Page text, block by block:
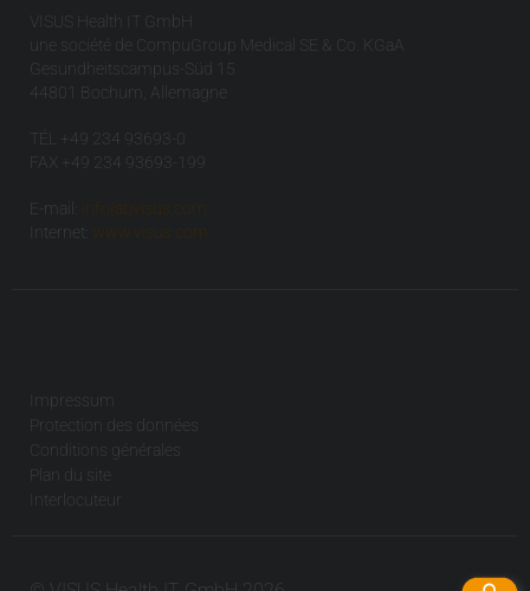
VISUS Health IT GmbH
une société de CompuGroup Medical SE & Co. KGaA
Gesundheitscampus-Süd 15
44801 Bochum, Allemagne
TÉL +49 234 93693-0
FAX +49 234 93693-199
E-mail:
info(at)visus.com
Internet:
www.visus.com
Impressum
Protection des données
Conditions générales
Plan du site
Interlocuteur